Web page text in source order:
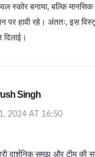
स्कोर बनाया, बल्कि
पर हावी रहे। अंततः, इस
दिलाई।
Singh
2024 AT 16:50
दार्शनिक समझ और टीम की